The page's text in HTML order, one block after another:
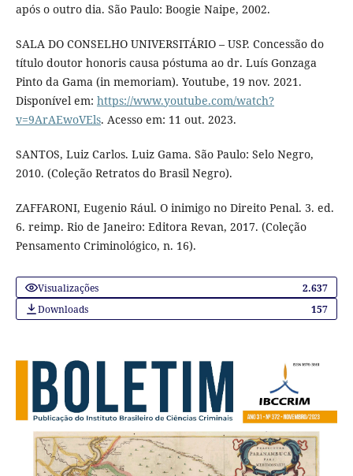
após o outro dia. São Paulo: Boogie Naipe, 2002.
SALA DO CONSELHO UNIVERSITÁRIO – USP. Concessão do
título doutor honoris causa póstuma ao dr. Luís Gonzaga
Pinto da Gama (in memoriam). Youtube, 19 nov. 2021.
Disponível em: https://www.youtube.com/watch?
v=9ArAEwoVEls. Acesso em: 11 out. 2023.
SANTOS, Luiz Carlos. Luiz Gama. São Paulo: Selo Negro,
2010. (Coleção Retratos do Brasil Negro).
ZAFFARONI, Eugenio Rául. O inimigo no Direito Penal. 3. ed.
6. reimp. Rio de Janeiro: Editora Revan, 2017. (Coleção
Pensamento Criminológico, n. 16).
Visualizações
2.637
Downloads
157